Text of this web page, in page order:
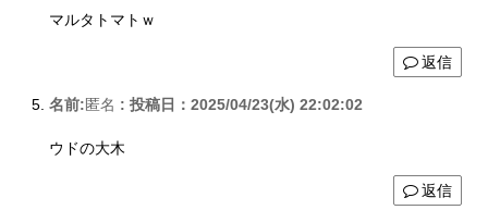
マルタトマトｗ
返信
名前:匿名 : 投稿日：2025/04/23(水) 22:02:02
ウドの大木
返信